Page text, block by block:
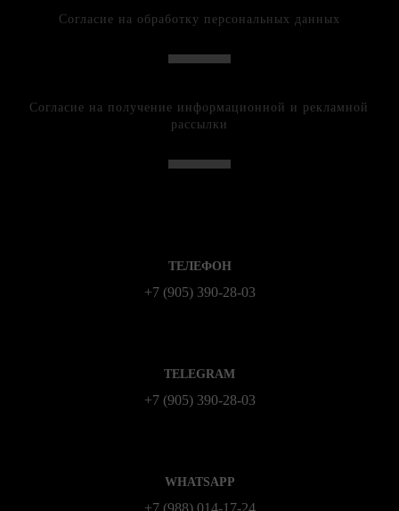
Согласие на обработку персональных данных
Согласие на получение информационной и рекламной
рассылки
ТЕЛЕФОН
+7 (905) 390-28-03
TELEGRAM
+7 (905) 390-28-03
WHATSAPP
+7 (988) 014‑17‑24